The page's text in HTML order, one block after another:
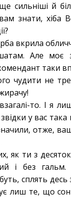
сильніші й
знати, хіба
вкрила
Але моє
таки
чудити не
то. І я
у вас
отже,
як ти з
і без
сплять
лиш те, що